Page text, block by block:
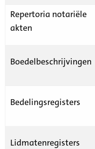
Repertoria notariële
akten
Boedelbeschrijvingen
Bedelingsregisters
Lidmatenregisters